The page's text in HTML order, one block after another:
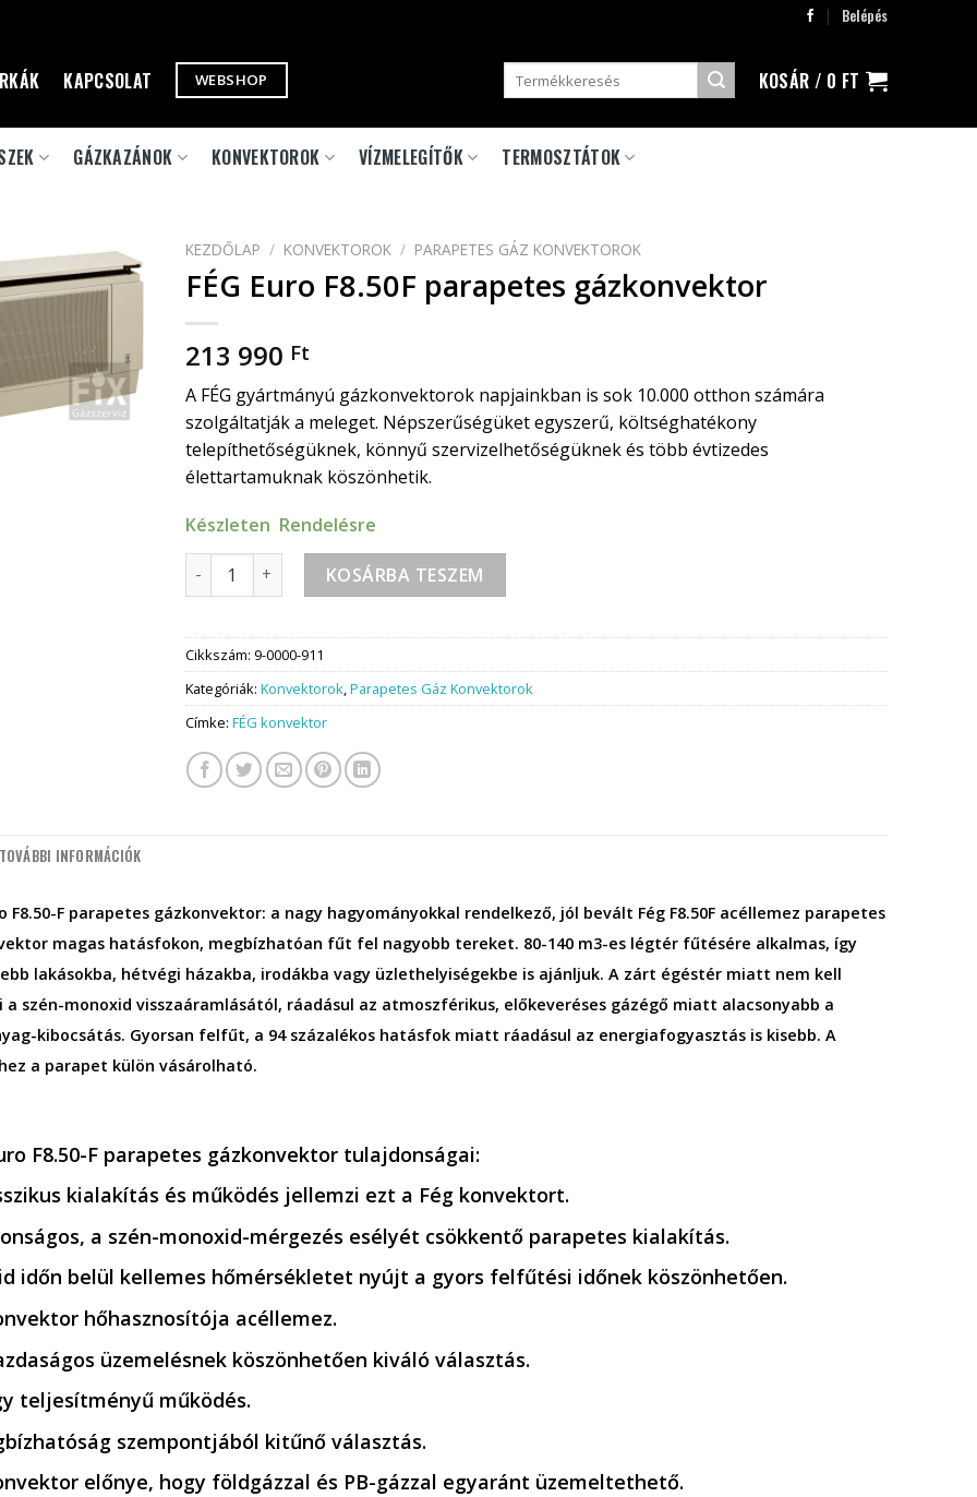
Belépés
KAPCSOLAT WEBSHOP KOSÁR / 0 FT
GÁZKAZÁNOK KONVEKTOROK VÍZMELEGÍTŐK TERMOSZTÁTOK
KEZDŐLAP / KONVEKTOROK / PARAPETES GÁZ KONVEKTOROK
FÉG Euro F8.50F parapetes gázkonvektor
213 990 Ft
A FÉG gyártmányú gázkonvektorok napjainkban is sok 10.000 otthon számára
szolgáltatják a meleget. Népszerűségüket egyszerű, költséghatékony
telepíthetőségüknek, könnyű szervizelhetőségüknek és több évtizedes
élettartamuknak köszönhetik.
Készleten Rendelésre
FÉG Euro F8.50F parapetes gázkonvektor mennyiség
KOSÁRBA TESZEM
Cikkszám: 9-0000-911
Kategóriák: Konvektorok Parapetes Gáz Konvektorok
Címke: FÉG konvektor
TOVÁBBI INFORMÁCIÓK
F8.50-F parapetes gázkonvektor: a nagy hagyományokkal rendelkező, jól bevált Fég F8.50F acéllemez parapetes
magas hatásfokon, megbízhatóan fűt fel nagyobb tereket. 80-140 m3-es légtér fűtésére alkalmas, így
lakásokba, hétvégi házakba, irodákba vagy üzlethelyiségekbe is ajánljuk. A zárt égéstér miatt nem kell
a szén-monoxid visszaáramlásától, ráadásul az atmoszférikus, előkeveréses gázégő miatt alacsonyabb a
kibocsátás. Gyorsan felfűt, a 94 százalékos hatásfok miatt ráadásul az energiafogyasztás is kisebb. A
a parapet külön vásárolható.
F8.50-F parapetes gázkonvektor tulajdonságai:
kialakítás és működés jellemzi ezt a Fég konvektort.
a szén-monoxid-mérgezés esélyét csökkentő parapetes kialakítás.
időn belül kellemes hőmérsékletet nyújt a gyors felfűtési időnek köszönhetően.
hőhasznosítója acéllemez.
üzemelésnek köszönhetően kiváló választás.
teljesítményű működés.
szempontjából kitűnő választás.
előnye, hogy földgázzal és PB-gázzal egyaránt üzemeltethető.